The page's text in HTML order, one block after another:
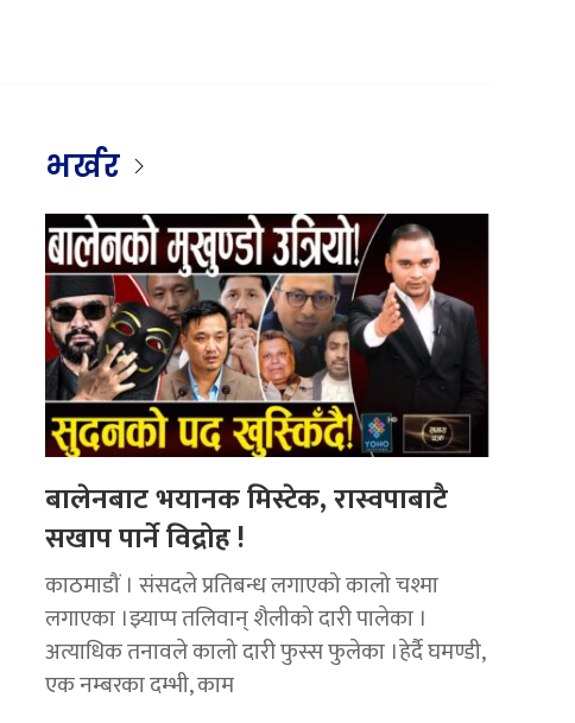
भर्खर
बालेनबाट भयानक मिस्टेक, रास्वपाबाटै
सखाप पार्ने विद्रोह !
काठमाडौं । संसदले प्रतिबन्ध लगाएको कालो चश्मा
लगाएका ।झ्याप्प तलिवान् शैलीको दारी पालेका ।
अत्याधिक तनावले कालो दारी फुस्स फुलेका ।हेर्दै घमण्डी,
एक नम्बरका दम्भी, काम